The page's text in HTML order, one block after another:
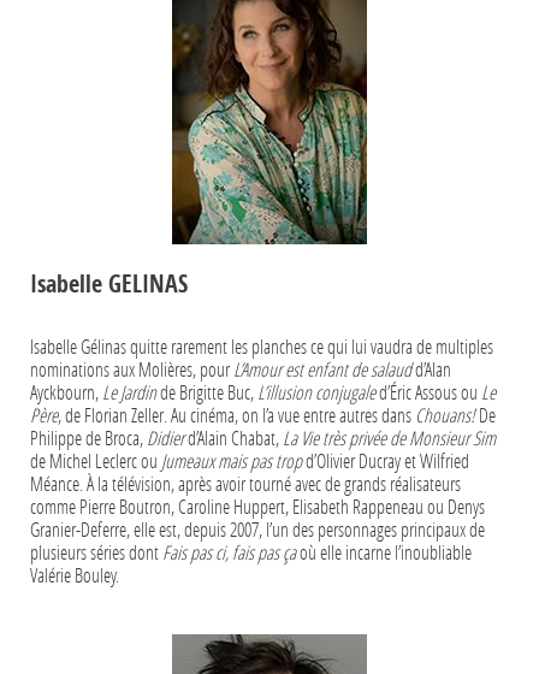
Isabelle GELINAS
Isabelle Gélinas quitte rarement les planches ce qui lui vaudra de multiples
nominations aux Molières, pourL’Amour est enfant de salaudd’Alan
Ayckbourn,Le Jardinde Brigitte Buc,L’illusion conjugaled’Éric Assous ou Le
Père, de Florian Zeller. Au cinéma, on l’a vue entre autres dans Chouans!De
Philippe de Broca,Didierd’Alain Chabat,La Vie très privée de Monsieur Sim
de Michel Leclerc ou Jumeaux mais pas tropd’Olivier Ducray et Wilfried
Méance. À la télévision, après avoir tourné avec de grands réalisateurs
comme Pierre Boutron, Caroline Huppert, Elisabeth Rappeneau ou Denys
Granier-Deferre, elle est, depuis 2007, l’un des personnages principaux de
plusieurs séries dontFais pas ci, fais pas çaoù elle incarne l’inoubliable
Valérie Bouley.